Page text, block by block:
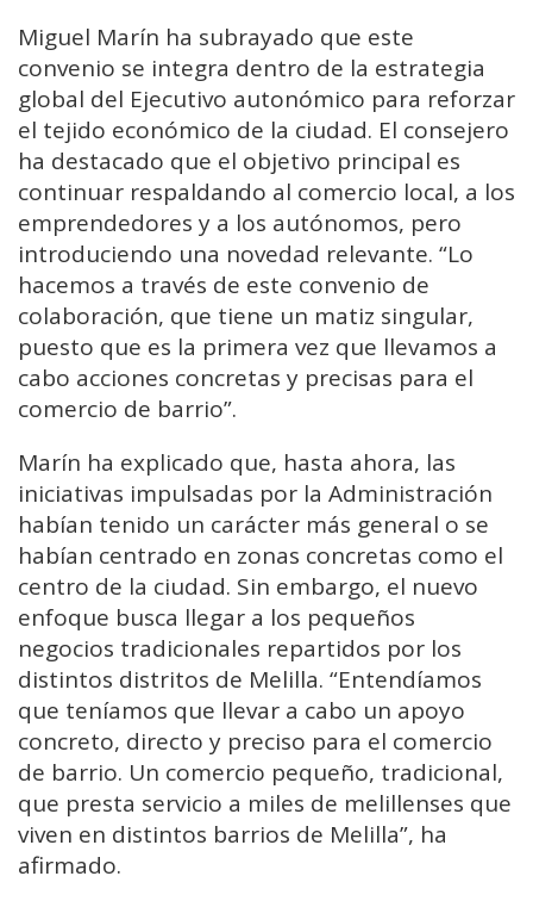
Miguel Marín ha subrayado que este
convenio se integra dentro de la estrategia
global del Ejecutivo autonómico para reforzar
el tejido económico de la ciudad. El consejero
ha destacado que el objetivo principal es
continuar respaldando al comercio local, a los
emprendedores y a los autónomos, pero
introduciendo una novedad relevante. “Lo
hacemos a través de este convenio de
colaboración, que tiene un matiz singular,
puesto que es la primera vez que llevamos a
cabo acciones concretas y precisas para el
comercio de barrio”.
Marín ha explicado que, hasta ahora, las
iniciativas impulsadas por la Administración
habían tenido un carácter más general o se
habían centrado en zonas concretas como el
centro de la ciudad. Sin embargo, el nuevo
enfoque busca llegar a los pequeños
negocios tradicionales repartidos por los
distintos distritos de Melilla. “Entendíamos
que teníamos que llevar a cabo un apoyo
concreto, directo y preciso para el comercio
de barrio. Un comercio pequeño, tradicional,
que presta servicio a miles de melillenses que
viven en distintos barrios de Melilla”, ha
afirmado.